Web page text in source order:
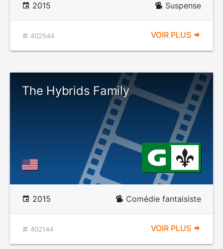
2015 Suspense
402544 VOIR PLUS
The Hybrids Family
2015 Comédie fantaisiste
402144 VOIR PLUS